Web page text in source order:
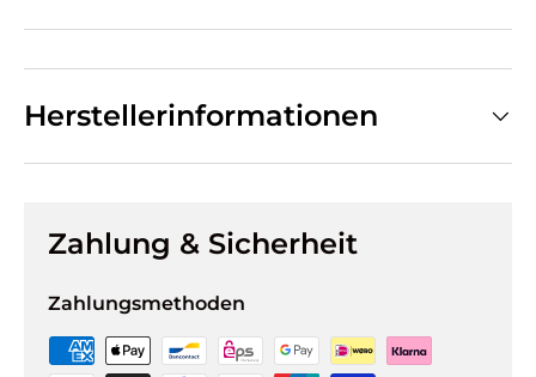
Herstellerinformationen
Zahlung & Sicherheit
Zahlungsmethoden